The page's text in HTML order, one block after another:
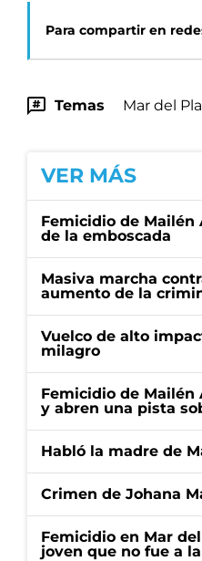
Para compartir en
Temas Mar del
VER MÁS
Femicidio de Mailén
de la emboscada
Masiva marcha
aumento de la
Vuelco de alto
milagro
Femicidio de Mailén
y abren una pista
Habló la madre de
Crimen de Johana
Femicidio en Mar
joven que no fue a